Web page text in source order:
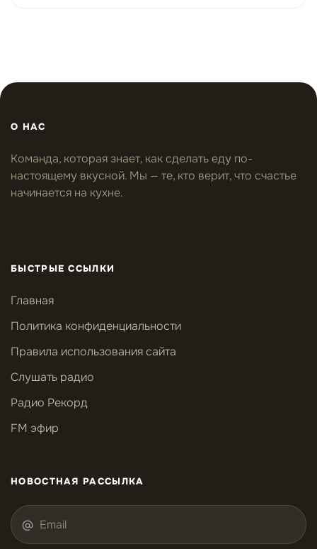
О НАС
Команда, которая знает, как сделать еду по-
настоящему вкусной. Мы — те, кто верит, что счастье
начинается на кухне.
БЫСТРЫЕ ССЫЛКИ
Главная
Политика конфиденциальности
Правила использования сайта
Слушать радио
Радио Рекорд
FM эфир
НОВОСТНАЯ РАССЫЛКА